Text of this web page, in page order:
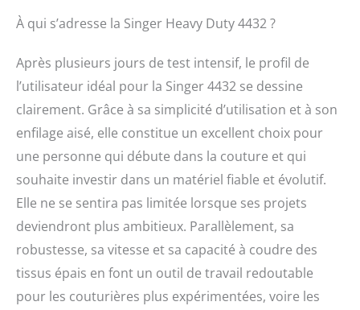
À qui s’adresse la Singer Heavy Duty 4432 ?
Après plusieurs jours de test intensif, le profil de
l’utilisateur idéal pour la Singer 4432 se dessine
clairement. Grâce à sa simplicité d’utilisation et à son
enfilage aisé, elle constitue un excellent choix pour
une personne qui débute dans la couture et qui
souhaite investir dans un matériel fiable et évolutif.
Elle ne se sentira pas limitée lorsque ses projets
deviendront plus ambitieux. Parallèlement, sa
robustesse, sa vitesse et sa capacité à coudre des
tissus épais en font un outil de travail redoutable
pour les couturières plus expérimentées, voire les